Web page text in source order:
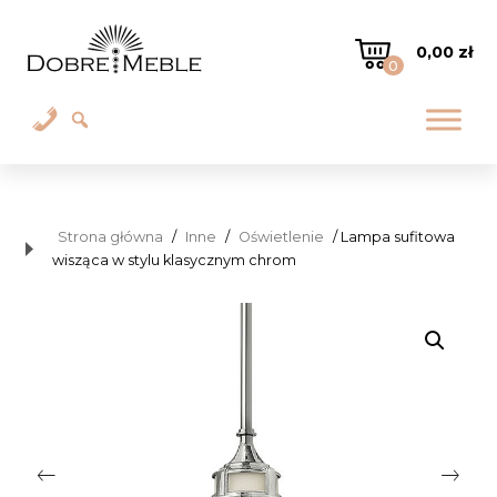
0
0,00 zł
Strona główna / Inne / Oświetlenie / Lampa sufitowa
wisząca w stylu klasycznym chrom